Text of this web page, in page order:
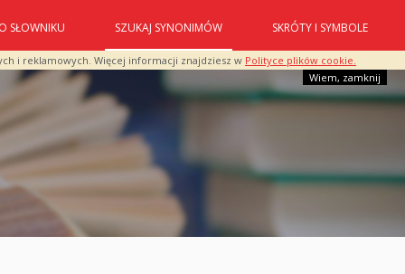
i reklamowych. Więcej informacji znajdziesz w Polityce plików cookie.
Wiem, zamknij
O SŁOWNIKU SZUKAJ SYNONIMÓW SKRÓTY I SYMBOLE